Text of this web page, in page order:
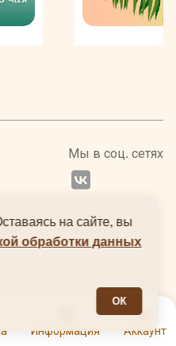
Информация Аккаунт
Мы в соц. сетях
на сайте, вы
обработки данных
ОК